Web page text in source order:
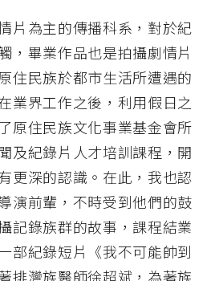
片為主的傳播科系，對於紀
，畢業作品也是拍攝劇情片
住民族於都市生活所遭遇的
業界工作之後，利用假日之
原住民族文化事業基金會所
及紀錄片人才培訓課程，開
更深的認識。在此，我也認
演前輩，不時受到他們的鼓
記錄族群的故事，課程結業
部紀錄短片《我不可能帥到
排灣族醫師徐超斌，為著族